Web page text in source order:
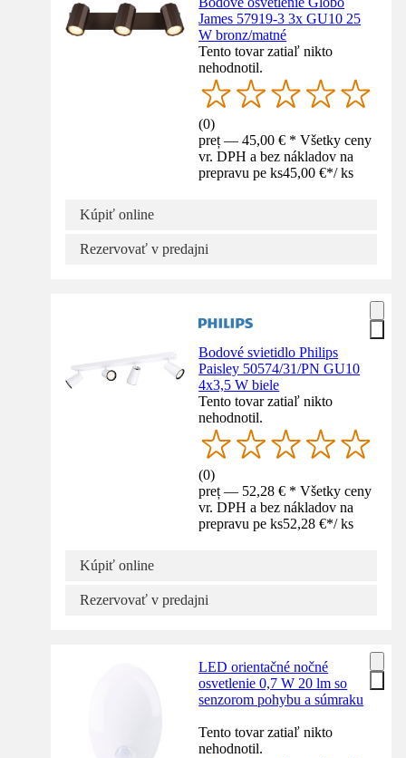
James 57919-3 3x GU10 25
W bronz/matné
Tento tovar zatiaľ nikto
nehodnotil.
(0)
preț — 45,00 € * Všetky ceny
vr. DPH a bez nákladov na
prepravu pe ks45,00 €*/ ks
Kúpiť online
Rezervovať v predajni
Bodové svietidlo Philips
Paisley 50574/31/PN GU10
4x3,5 W biele
Tento tovar zatiaľ nikto
nehodnotil.
(0)
preț — 52,28 € * Všetky ceny
vr. DPH a bez nákladov na
prepravu pe ks52,28 €*/ ks
Kúpiť online
Rezervovať v predajni
LED orientačné nočné
osvetlenie 0,7 W 20 lm so
senzorom pohybu a súmraku
Tento tovar zatiaľ nikto
nehodnotil.